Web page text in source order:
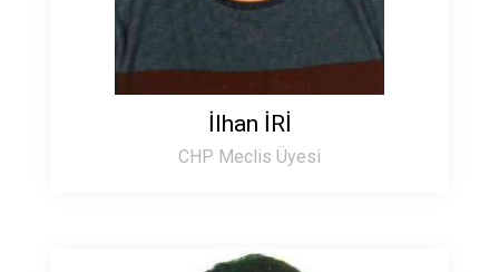
İlhan İRİ
CHP Meclis Üyesi